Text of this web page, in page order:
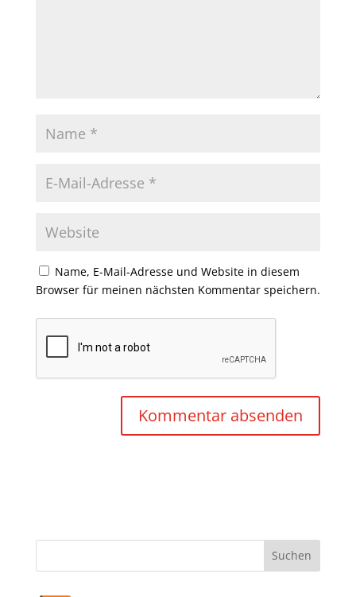
Name, E-Mail-Adresse und Website in diesem
Browser für meinen nächsten Kommentar speichern.